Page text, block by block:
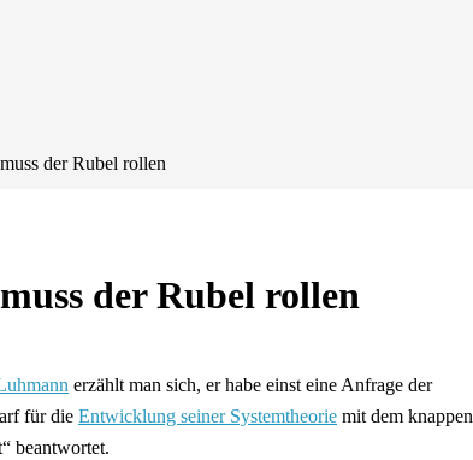
der Rubel rollen
der Rubel rollen
erzählt man sich, er habe einst eine Anfrage der
für die Entwicklung seiner Systemtheorie mit dem knappen
beantwortet.